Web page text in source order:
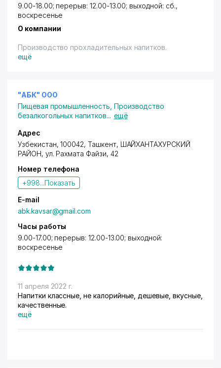
9.00-18.00; перерыв: 12.00-13.00; выходной: сб.,
воскресенье
О компании
Производство прохладительных напитков.
ещё
"АБК" ООО
Пищевая промышленность Производство
безалкогольных напитков... ещё
Адрес
Узбекистан, 100042, Ташкент, ШАЙХАНТАХУРСКИЙ
РАЙОН, ул. Рахмата Файзи, 42
Номер телефона
+998...Показать
E-mail
abk.kavsar@gmail.com
Часы работы
9.00-17.00; перерыв: 12.00-13.00; выходной:
воскресенье
11 апреля 2022 г.
Напитки классные, не калорийные, дешевые, вкусные,
качественные.
ещё